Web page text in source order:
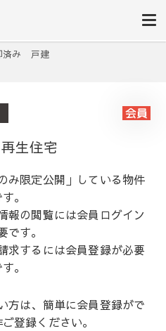
済み 戸建
生住宅
み限定公開」している物件
。
報の閲覧には会員ログイン
です。
求するには会員登録が必要
。
方は、簡単に会員登録がで
登録ください。